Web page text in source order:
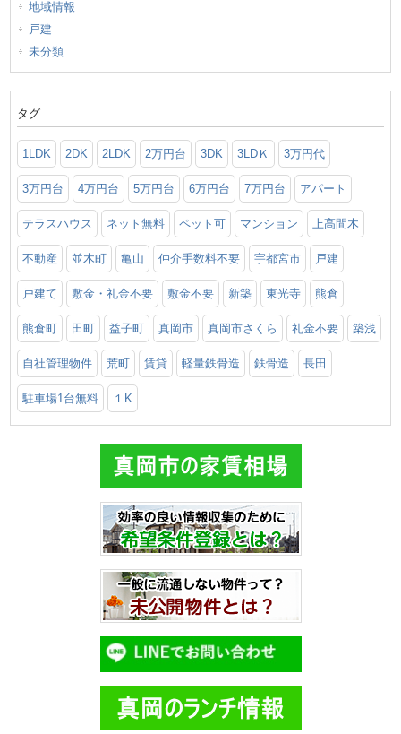
地域情報
戸建
未分類
タグ
1LDK 2DK 2LDK 2万円台 3DK 3LDＫ 3万円代
3万円台 4万円台 5万円台 6万円台 7万円台 アパート
テラスハウス ネット無料 ペット可 マンション 上高間木
不動産 並木町 亀山 仲介手数料不要 宇都宮市 戸建
戸建て 敷金・礼金不要 敷金不要 新築 東光寺 熊倉
熊倉町 田町 益子町 真岡市 真岡市さくら 礼金不要 築浅
自社管理物件 荒町 賃貸 軽量鉄骨造 鉄骨造 長田
駐車場1台無料 １K